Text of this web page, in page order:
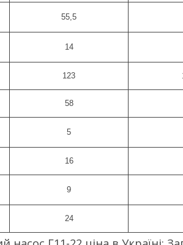
55,5
14
123
58
5
16
9
24